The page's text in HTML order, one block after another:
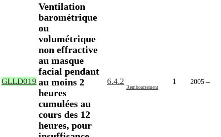
GLLD019
Ventilation
barométrique
ou
volumétrique
non effractive
au masque
facial pendant
au moins 2
heures
cumulées au
cours des 12
heures, pour
6.4.2
Remboursement
1 2005→